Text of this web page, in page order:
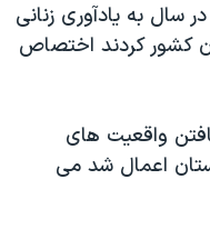
سال به يادآوری زنانی
کشور کردند اختصاص
واقعيت های
اعمال شد می